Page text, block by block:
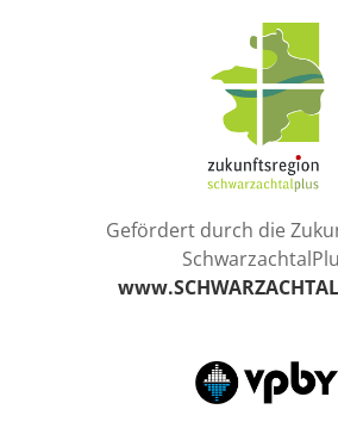
Gefördert durch die